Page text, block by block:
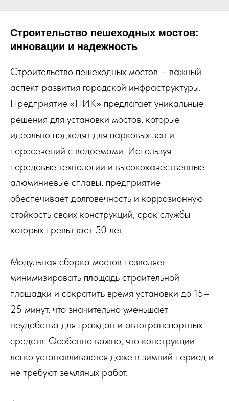
Строительство пешеходных мостов:
инновации и надежность
Строительство пешеходных мостов – важный
аспект развития городской инфраструктуры.
Предприятие «ПИК» предлагает уникальные
решения для установки мостов, которые
идеально подходят для парковых зон и
пересечений с водоемами. Используя
передовые технологии и высококачественные
алюминиевые сплавы, предприятие
обеспечивает долговечность и коррозионную
стойкость своих конструкций, срок службы
которых превышает 50 лет.
Модульная сборка мостов позволяет
минимизировать площадь строительной
площадки и сократить время установки до 15–
25 минут, что значительно уменьшает
неудобства для граждан и автотранспортных
средств. Особенно важно, что конструкции
легко устанавливаются даже в зимний период и
не требуют земляных работ.